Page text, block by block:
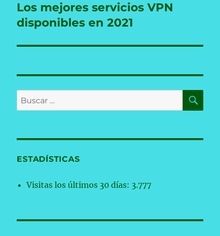
Entrada
siguiente:
Los mejores servicios VPN
disponibles en 2021
Buscar
por:
ESTADÍSTICAS
Visitas los últimos 30 días: 3.777